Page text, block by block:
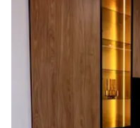
пропозицій на 3 окремі